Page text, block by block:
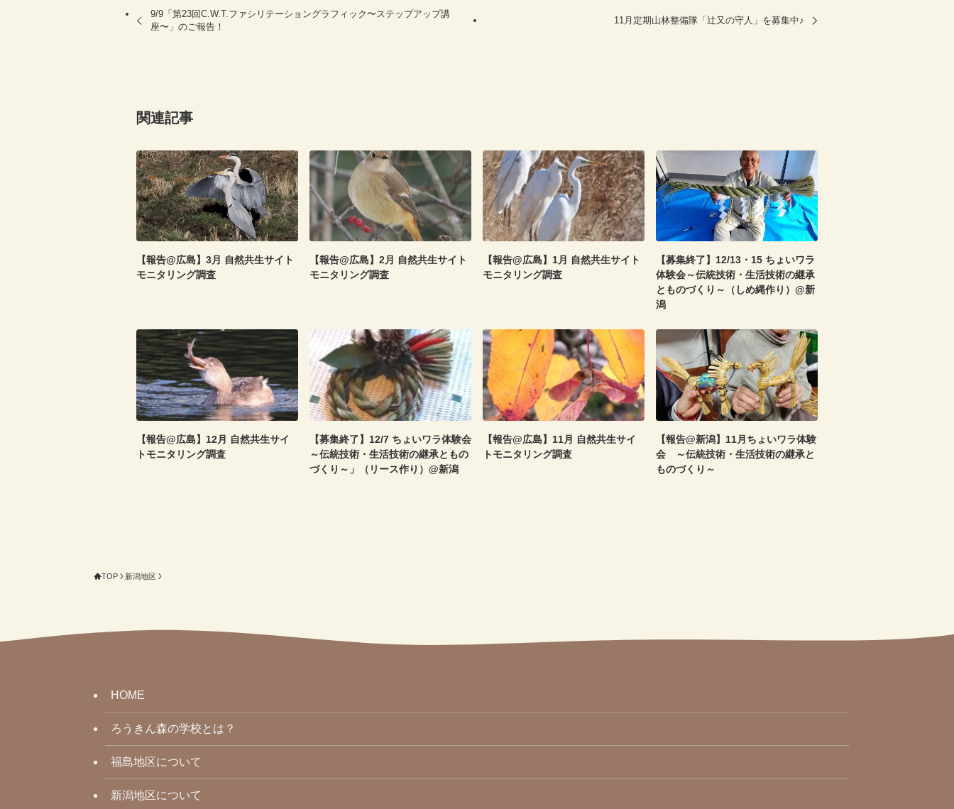
9/9「第23回C.W.T.ファシリテーショングラフィック〜ステップアップ講
座〜」のご報告！
11月定期山林整備隊「辻又の守人」を募集中♪
関連記事
【報告@広島】3月 自然共生サイト
モニタリング調査
【報告@広島】2月 自然共生サイト
モニタリング調査
【報告@広島】1月 自然共生サイト
モニタリング調査
【募集終了】12/13・15 ちょいワラ
体験会～伝統技術・生活技術の継承
とものづくり～（しめ縄作り）@新
潟
【報告@広島】12月 自然共生サイ
トモニタリング調査
【募集終了】12/7 ちょいワラ体験会
～伝統技術・生活技術の継承ともの
づくり～」（リース作り）@新潟
【報告@広島】11月 自然共生サイ
トモニタリング調査
【報告@新潟】11月ちょいワラ体験
会 ～伝統技術・生活技術の継承と
ものづくり～
TOP 新潟地区
HOME
ろうきん森の学校とは？
福島地区について
新潟地区について